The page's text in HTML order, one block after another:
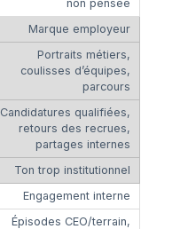
non pensée
Marque employeur
Portraits métiers,
coulisses d’équipes,
parcours
Candidatures qualifiées,
retours des recrues,
partages internes
Ton trop institutionnel
Engagement interne
Épisodes CEO/terrain,